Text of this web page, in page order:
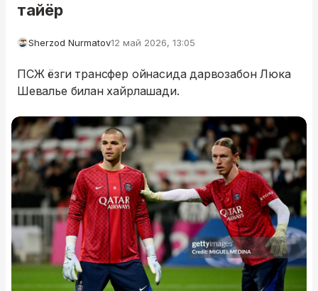
тайёр
Sherzod Nurmatov12 май 2026, 13:05
ПСЖ ёзги трансфер ойнасида дарвозабон Люка
Шевалье билан хайрлашади.